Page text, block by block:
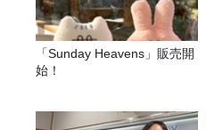
「Sunday Heavens」販売開
始！